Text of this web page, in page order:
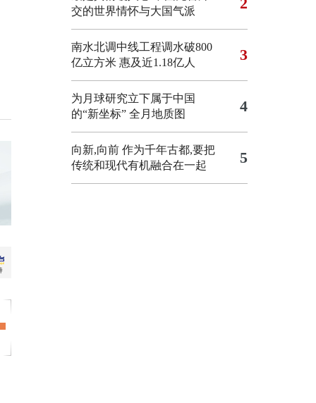
交的世界情怀与大国气派
南水北调中线工程调水破800
亿立方米 惠及近1.18亿人
3
为月球研究立下属于中国
的“新坐标” 全月地质图 4
向新,向前 作为千年古都,要把
传统和现代有机融合在一起
5